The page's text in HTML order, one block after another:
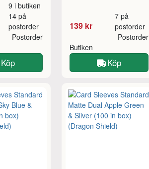
9 i butiken
14 på
postorder
Postorder
Köp
139 kr
7 på
postorder
Butiken
Postorder
Köp